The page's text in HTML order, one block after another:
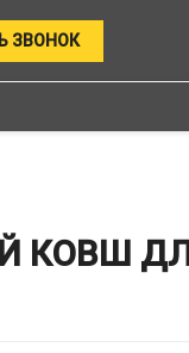
ЗВОНОК
КОВШ